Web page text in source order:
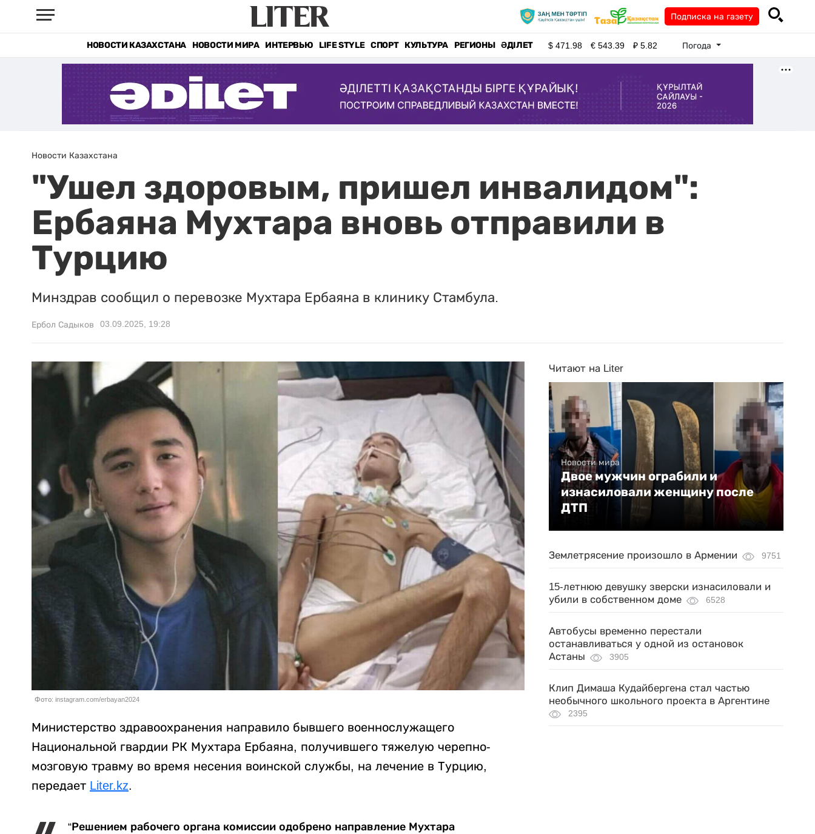
Подписка на газету
НОВОСТИ КАЗАХСТАНА НОВОСТИ МИРА ИНТЕРВЬЮ LIFE STYLE СПОРТ КУЛЬТУРА РЕГИОНЫ ӘДІЛЕТ $471.98 €543.39 ₽5.82 Погода
Новости Казахстана
"Ушел здоровым, пришел инвалидом":
Ербаяна Мухтара вновь отправили в
Турцию
Минздрав сообщил о перевозке Мухтара Ербаяна в клинику Стамбула.
Ербол Садыков 03.09.2025, 19:28
Фото: instagram.com/erbayan2024
Министерство здравоохранения направило бывшего военнослужащего
Национальной гвардии РК Мухтара Ербаяна, получившего тяжелую черепно-
мозговую травму во время несения воинской службы, на лечение в Турцию,
передает Liter.kz.
“Решением рабочего органа комиссии одобрено направление Мухтара
Читают на Liter
Новости мира
Двое мужчин ограбили и
изнасиловали женщину после
ДТП
Землетрясение произошло в Армении 9751
15-летнюю девушку зверски изнасиловали и
убили в собственном доме
6528
Автобусы временно перестали
останавливаться у одной из остановок
Астаны
3905
Клип Димаша Кудайбергена стал частью
необычного школьного проекта в Аргентине
2395